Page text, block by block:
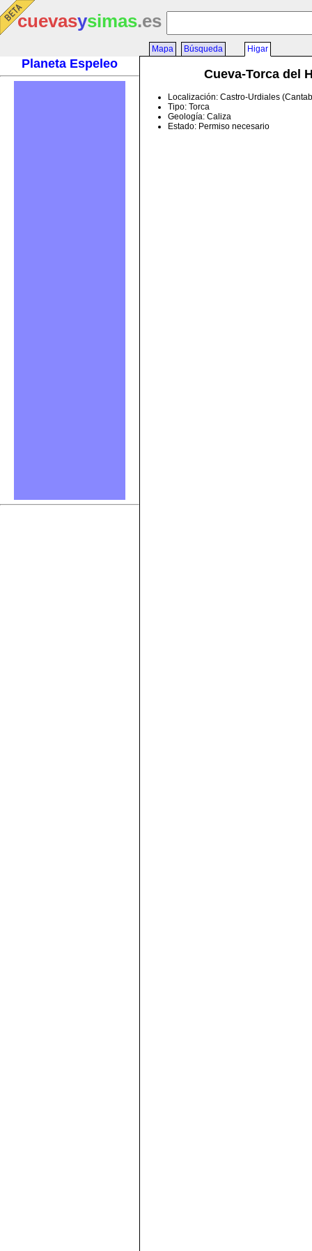
cuevasysimas.es
Planeta Espeleo
Mapa Búsqueda Higar
Cueva-Torca del
Localización: Castro-Urdiales
Tipo: Torca
Geología: Caliza
Estado: Permiso necesario